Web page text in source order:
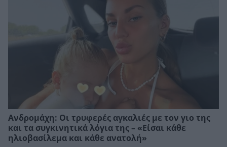
Ανδρομάχη: Οι τρυφερές αγκαλιές με τον γιο της
και τα συγκινητικά λόγια της – «Είσαι κάθε
ηλιοβασίλεμα και κάθε ανατολή»